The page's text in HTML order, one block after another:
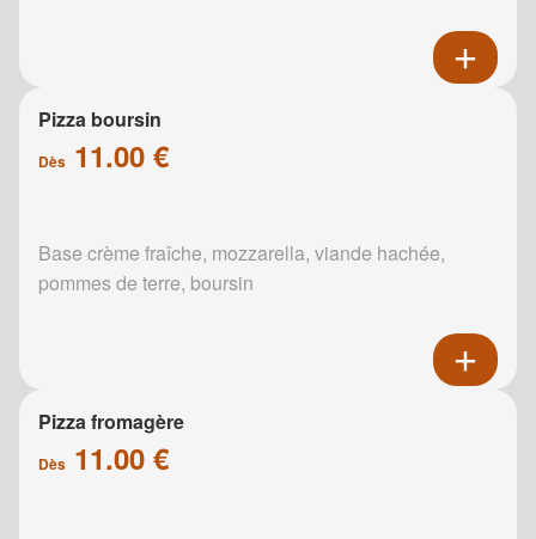
Pizza boursin
Dès 11.00 €
Base crème fraîche, mozzarella, viande hachée,
pommes de terre, boursin
Pizza fromagère
Dès 11.00 €